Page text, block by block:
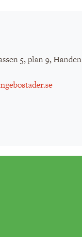
5, plan 9, Handen